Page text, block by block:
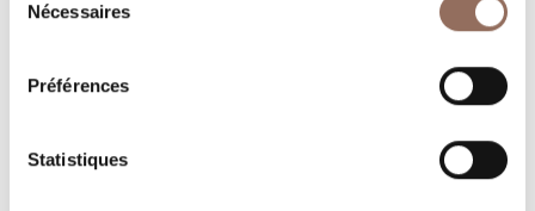
Nécessaires
Préférences
Statistiques
Programmez où dormir, où manger, quoi faire et visiter
dans chaque coin de Langhe Monferrato Roero, tout en
gardant un œil sur la météo en temps réel